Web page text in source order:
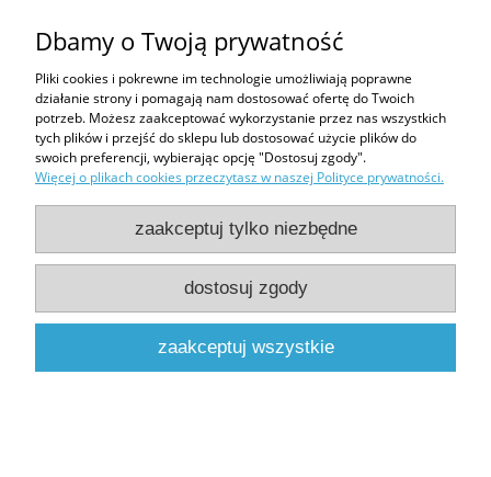
Zakupy
Pomoc
Moje konto
Informacje
pokaż pełną wersję strony
Dbamy o Twoją prywatność
Pliki cookies i pokrewne im technologie umożliwiają poprawne
działanie strony i pomagają nam dostosować ofertę do Twoich
potrzeb. Możesz zaakceptować wykorzystanie przez nas wszystkich
tych plików i przejść do sklepu lub dostosować użycie plików do
swoich preferencji, wybierając opcję "Dostosuj zgody".
Więcej o plikach cookies przeczytasz w naszej Polityce prywatności.
zaakceptuj tylko niezbędne
dostosuj zgody
zaakceptuj wszystkie